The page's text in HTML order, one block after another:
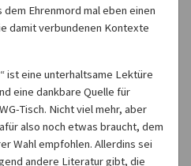
Ehrenmord mal eben einen
damit verbundenen Kontexte
ist eine unterhaltsame Lektüre
eine dankbare Quelle für
Tisch. Nicht viel mehr, aber
also noch etwas braucht, dem
Wahl empfohlen. Allerdins sei
andere Literatur gibt, die